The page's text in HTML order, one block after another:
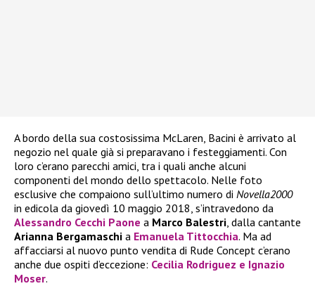
A bordo della sua costosissima McLaren, Bacini è arrivato al
negozio nel quale già si preparavano i festeggiamenti. Con
loro c’erano parecchi amici, tra i quali anche alcuni
componenti del mondo dello spettacolo. Nelle foto
esclusive che compaiono sull’ultimo numero di Novella2000
in edicola da giovedì 10 maggio 2018, s’intravedono da
Alessandro Cecchi Paone a Marco Balestri , dalla cantante
Arianna Bergamaschi a Emanuela Tittocchia. Ma ad
affacciarsi al nuovo punto vendita di Rude Concept c’erano
anche due ospiti d’eccezione: Cecilia Rodriguez e Ignazio
Moser.